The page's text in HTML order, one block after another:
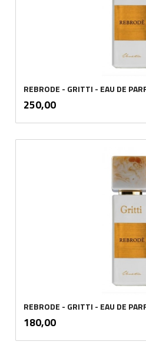
REBRODE - GRITTI - EAU DE
Pris
250,00mva.
REBRODE - GRITTI - EAU DE
Pris
180,00mva.